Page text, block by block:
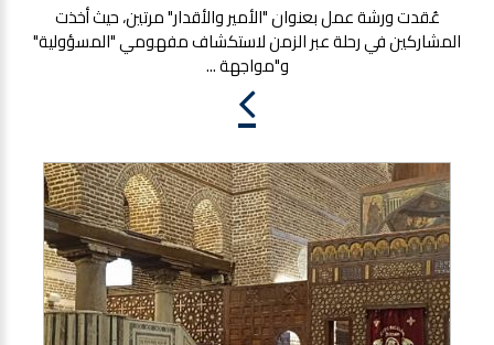
عُقدت ورشة عمل بعنوان "الأمير والأقدار" مرتين، حيث أخذت
المشاركين في رحلة عبر الزمن لاستكشاف مفهومي "المسؤولية"
و"مواجهة ...